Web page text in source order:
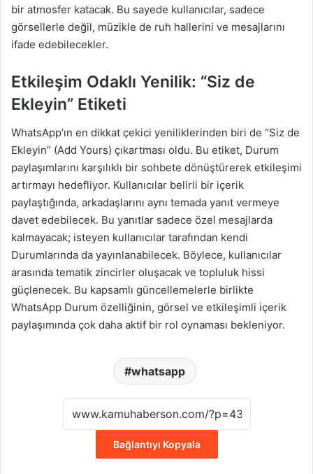
bir atmosfer katacak. Bu sayede kullanıcılar, sadece
görsellerle değil, müzikle de ruh hallerini ve mesajlarını
ifade edebilecekler.
Etkileşim Odaklı Yenilik: “Siz de
Ekleyin” Etiketi
WhatsApp’ın en dikkat çekici yeniliklerinden biri de “Siz de
Ekleyin” (Add Yours) çıkartması oldu. Bu etiket, Durum
paylaşımlarını karşılıklı bir sohbete dönüştürerek etkileşimi
artırmayı hedefliyor. Kullanıcılar belirli bir içerik
paylaştığında, arkadaşlarını aynı temada yanıt vermeye
davet edebilecek. Bu yanıtlar sadece özel mesajlarda
kalmayacak; isteyen kullanıcılar tarafından kendi
Durumlarında da yayınlanabilecek. Böylece, kullanıcılar
arasında tematik zincirler oluşacak ve topluluk hissi
güçlenecek. Bu kapsamlı güncellemelerle birlikte
WhatsApp Durum özelliğinin, görsel ve etkileşimli içerik
paylaşımında çok daha aktif bir rol oynaması bekleniyor.
whatsapp
Bağlantıyı Kopyala